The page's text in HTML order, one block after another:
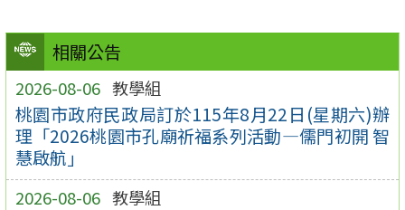
相關公告
2026-08-06 教學組
桃園市政府民政局訂於115年8月22日(星期六)辦
理「2026桃園市孔廟祈福系列活動—儒門初開 智
慧啟航」
2026-08-06 教學組